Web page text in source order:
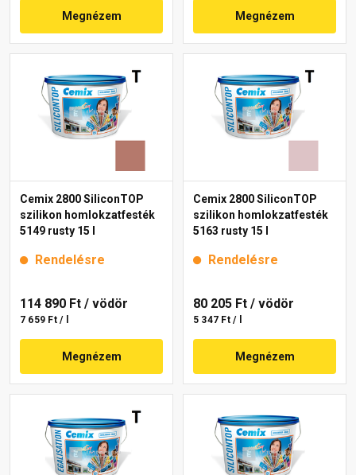
Megnézem Megnézem
Cemix 2800 SiliconTOP
szilikon homlokzatfesték
5149 rusty 15 l
Rendelésre
114 890 Ft / vödör
7 659 Ft / l
Megnézem
Cemix 2800 SiliconTOP
szilikon homlokzatfesték
5163 rusty 15 l
Rendelésre
80 205 Ft / vödör
5 347 Ft / l
Megnézem